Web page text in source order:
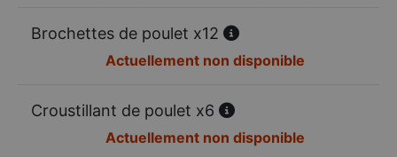
Brochettes de poulet x12
Actuellement non disponible
Croustillant de poulet x6
Actuellement non disponible